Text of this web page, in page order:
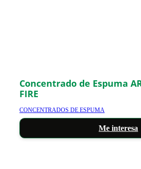
Concentrado de Espuma
FIRE
CONCENTRADOS DE ESPUMA
Me interesa